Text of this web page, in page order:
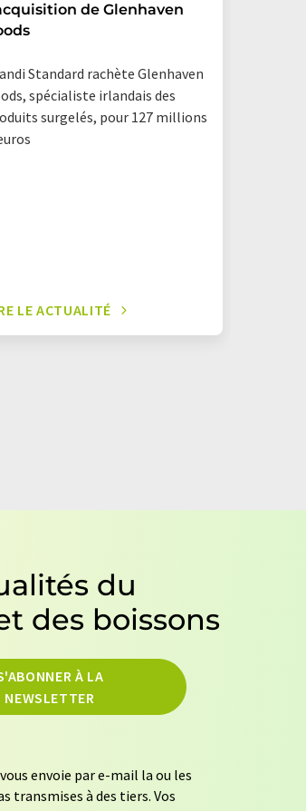
de Glenhaven
Standard rachète Glenhaven
spécialiste irlandais des
surgelés, pour 127 millions
LE ACTUALITÉ
du
des boissons
À LA
NEWSLETTER
envoie par e-mail la ou les
transmises à des tiers. Vos